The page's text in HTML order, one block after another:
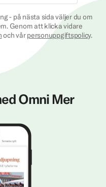
- på nästa sida väljer du om
Genom att klicka vidare
och vårpersonuppgiftspolicy.
Omni Mer